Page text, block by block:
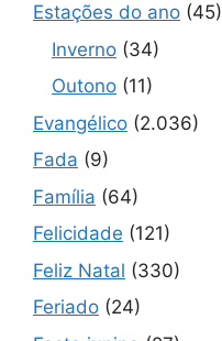
Estações do ano (45)
Inverno (34)
Outono (11)
Evangélico (2.036)
Fada (9)
Família (64)
Felicidade (121)
Feliz Natal (330)
Feriado (24)